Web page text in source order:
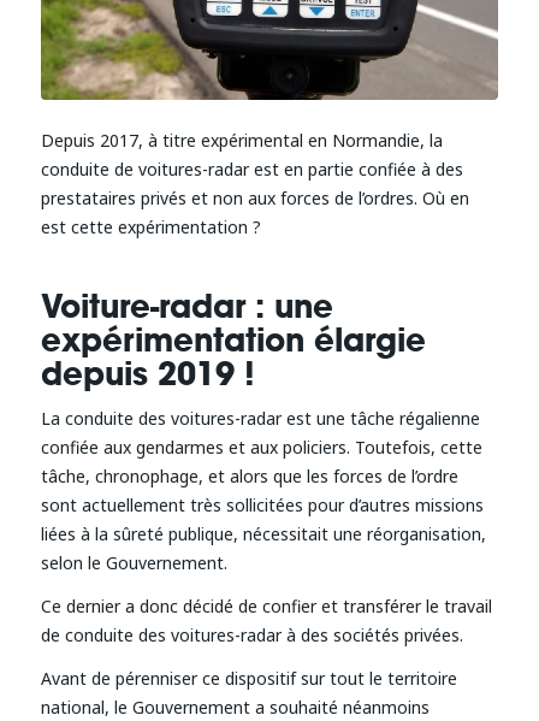
Depuis 2017, à titre expérimental en Normandie, la
conduite de voitures-radar est en partie confiée à des
prestataires privés et non aux forces de l’ordres. Où en
est cette expérimentation ?
Voiture-radar : une
expérimentation élargie
depuis 2019 !
La conduite des voitures-radar est une tâche régalienne
confiée aux gendarmes et aux policiers. Toutefois, cette
tâche, chronophage, et alors que les forces de l’ordre
sont actuellement très sollicitées pour d’autres missions
liées à la sûreté publique, nécessitait une réorganisation,
selon le Gouvernement.
Ce dernier a donc décidé de confier et transférer le travail
de conduite des voitures-radar à des sociétés privées.
Avant de pérenniser ce dispositif sur tout le territoire
national, le Gouvernement a souhaité néanmoins